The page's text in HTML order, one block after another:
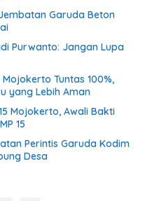
Garuda Beton
Purwanto: Jangan Lupa
Tuntas 100%,
yang Lebih Aman
Mojokerto, Awali Bakti
15
Perintis Garuda Kodim
Desa